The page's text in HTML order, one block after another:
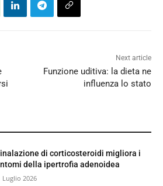
Next article
Funzione uditiva: la dieta ne
influenza lo stato
di corticosteroidi migliora i
della ipertrofia adenoidea
Luglio 2026